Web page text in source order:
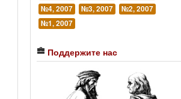
№4, 2007
№3, 2007
№2, 2007
№1, 2007
Поддержите нас